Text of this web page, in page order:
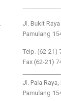
Jl. Bukit
Pamulang
Telp. (62-21)
Fax (62-21)
Jl. Pala
Pamulang